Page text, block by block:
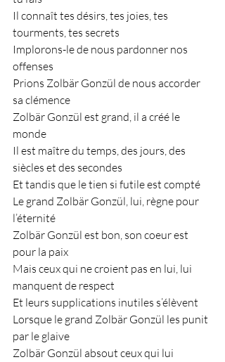
Il connaît tes désirs, tes joies, tes
tourments, tes secrets
Implorons-le de nous pardonner nos
offenses
Prions Zolbär Gonzül de nous accorder
sa clémence
Zolbär Gonzül est grand, il a créé le
monde
Il est maître du temps, des jours, des
siècles et des secondes
Et tandis que le tien si futile est compté
Le grand Zolbär Gonzül, lui, règne pour
l’éternité
Zolbär Gonzül est bon, son coeur est
pour la paix
Mais ceux qui ne croient pas en lui, lui
manquent de respect
Et leurs supplications inutiles s’élèvent
Lorsque le grand Zolbär Gonzül les punit
par le glaive
Zolbär Gonzül absout ceux qui lui